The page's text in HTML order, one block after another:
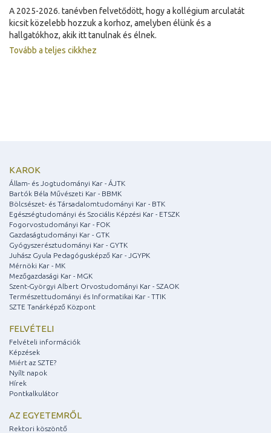
A 2025-2026. tanévben felvetődött, hogy a kollégium arculatát
kicsit közelebb hozzuk a korhoz, amelyben élünk és a
hallgatókhoz, akik itt tanulnak és élnek.
Tovább a teljes cikkhez
KAROK
Állam- és Jogtudományi Kar - ÁJTK
Bartók Béla Művészeti Kar - BBMK
Bölcsészet- és Társadalomtudományi Kar - BTK
Egészségtudományi és Szociális Képzési Kar - ETSZK
Fogorvostudományi Kar - FOK
Gazdaságtudományi Kar - GTK
Gyógyszerésztudományi Kar - GYTK
Juhász Gyula Pedagógusképző Kar - JGYPK
Mérnöki Kar - MK
Mezőgazdasági Kar - MGK
Szent-Györgyi Albert Orvostudományi Kar - SZAOK
Természettudományi és Informatikai Kar - TTIK
SZTE Tanárképző Központ
FELVÉTELI
Felvételi információk
Képzések
Miért az SZTE?
Nyílt napok
Hírek
Pontkalkulátor
AZ EGYETEMRŐL
Rektori köszöntő